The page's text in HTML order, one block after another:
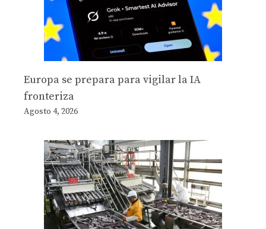
Europa se prepara para vigilar la IA
fronteriza
Agosto 4, 2026